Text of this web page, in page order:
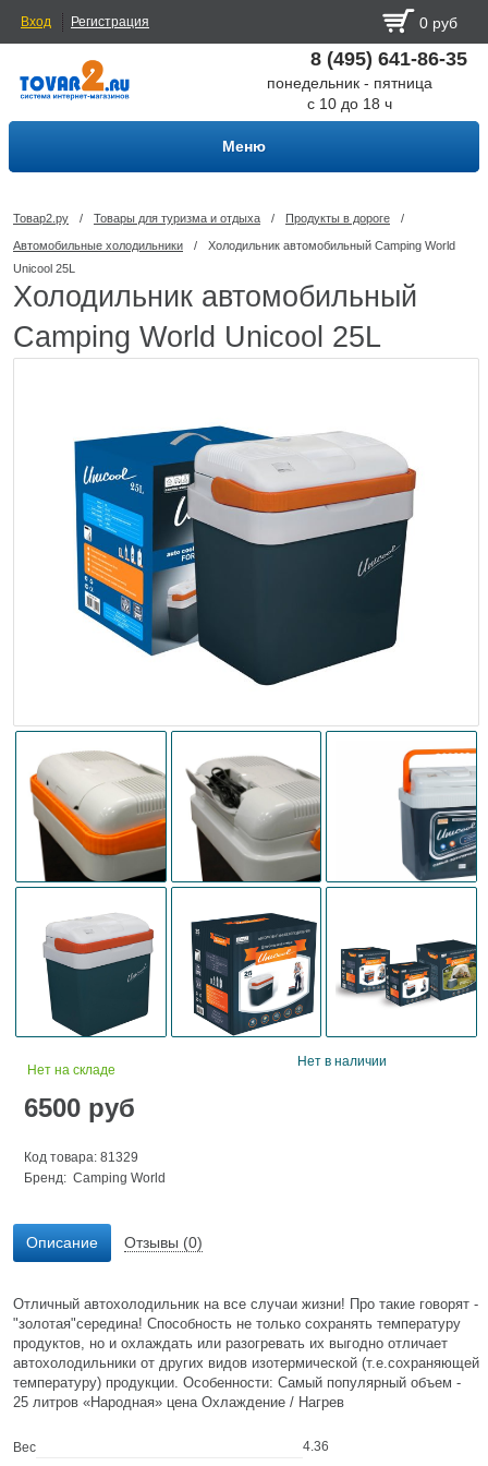
Вход Регистрация 0 руб
8 (495) 641-86-35
понедельник - пятница
с 10 до 18 ч
Меню
Товар2.ру / Товары для туризма и отдыха / Продукты в дороге /
Автомобильные холодильники /
Холодильник автомобильный Camping World
Unicool 25L
Холодильник автомобильный
Camping World Unicool 25L
Нет на складе
6500 руб
Код товара: 81329
Бренд: Camping World
Нет в наличии
Описание Отзывы (0)
Отличный автохолодильник на все случаи жизни! Про такие говорят -
"золотая"середина! Способность не только сохранять температуру
продуктов, но и охлаждать или разогревать их выгодно отличает
автохолодильники от других видов изотермической (т.е.сохраняющей
температуру) продукции. Особенности: Самый популярный объем -
25 литров «Народная» цена Охлаждение / Нагрев
Вес 4.36